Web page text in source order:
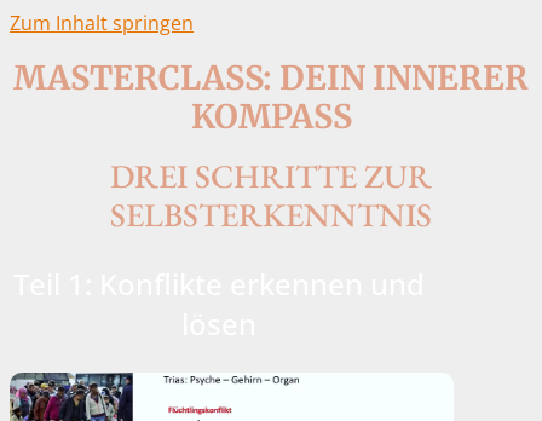
Zum Inhalt springen
MASTERCLASS: DEIN INNERER
KOMPASS
DREI SCHRITTE ZUR
SELBSTERKENNTNIS